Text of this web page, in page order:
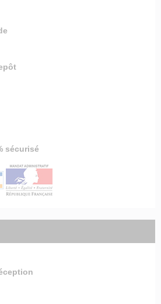
sécurisé